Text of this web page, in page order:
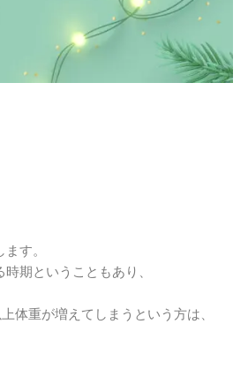
す。
期ということもあり、
体重が増えてしまうという方は、